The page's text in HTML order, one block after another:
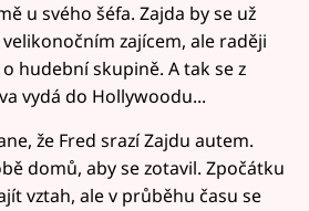
u svého šéfa. Zajda by se už
zajícem, ale raději
hudební skupině. A tak se z
vydá do Hollywoodu...
že Fred srazí Zajdu autem.
domů, aby se zotavil. Zpočátku
vztah, ale v průběhu času se